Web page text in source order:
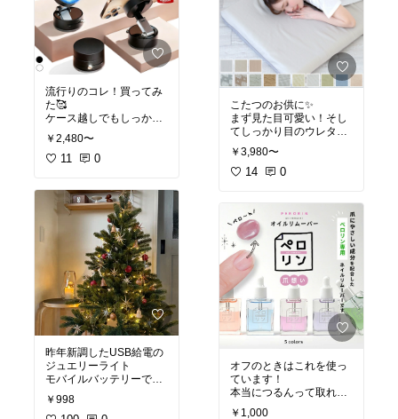
流行りのコレ！買ってみ
た🥰
ケース越しでもしっかり
MagSafe効いてる👏
￥2,480〜
11 0
昨年新調したUSB給電の
ジュエリーライト
モバイルバッテリーでも
いいので、電池交換いら
ずで
￥998
こたつのお供に✨
まず見た目可愛い！そし
てしっかり目のウレタン
で底付き感ゼロ！これ地
味に嬉しい〜🤍我が家は
ふわもこストライプのミ
￥3,980〜
14 0
オフのときはこれを使っ
ています！
本当につるんって取れる
気持ちいいw
￥1,000